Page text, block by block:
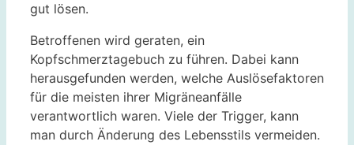
gut lösen.
Betroffenen wird geraten, ein
Kopfschmerztagebuch zu führen. Dabei kann
herausgefunden werden, welche Auslösefaktoren
für die meisten ihrer Migräneanfälle
verantwortlich waren. Viele der Trigger, kann
man durch Änderung des Lebensstils vermeiden.